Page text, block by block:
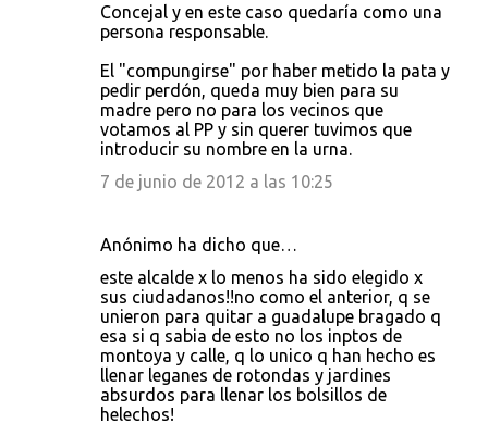
Concejal y en este caso quedaría como una
persona responsable.
El "compungirse" por haber metido la pata y
pedir perdón, queda muy bien para su
madre pero no para los vecinos que
votamos al PP y sin querer tuvimos que
introducir su nombre en la urna.
7 de junio de 2012 a las 10:25
Anónimo ha dicho que…
este alcalde x lo menos ha sido elegido x
sus ciudadanos!!no como el anterior, q se
unieron para quitar a guadalupe bragado q
esa si q sabia de esto no los inptos de
montoya y calle, q lo unico q han hecho es
llenar leganes de rotondas y jardines
absurdos para llenar los bolsillos de
helechos!